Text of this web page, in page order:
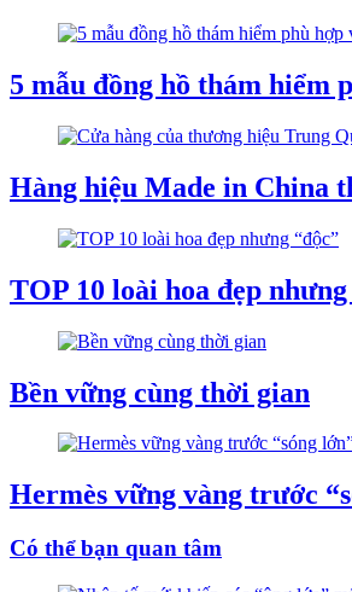
5 mẫu đồng hồ thám hiểm
Hàng hiệu Made in China
TOP 10 loài hoa đẹp nhưng
Bền vững cùng thời gian
Hermès vững vàng trước
Có thể bạn quan tâm